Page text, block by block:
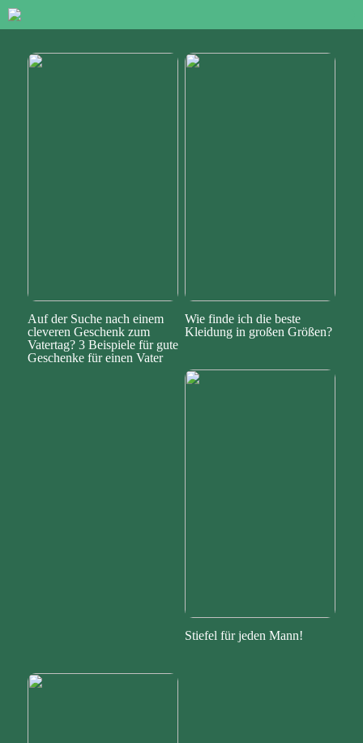
Auf der Suche nach einem
cleveren Geschenk zum
Vatertag? 3 Beispiele für gute
Geschenke für einen Vater
Wie finde ich die beste
Kleidung in großen Größen?
Stiefel für jeden Mann!